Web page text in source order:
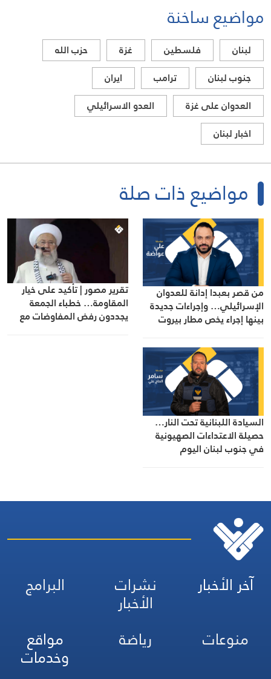
مواضيع ساخنة
لبنان فلسطين غزة
حزب الله
جنوب لبنان
ترامب
ايران
العدوان على غزة
العدو الاسرائيلي
اخبار لبنان
مواضيع ذات صلة
من قصر بعبدا إدانة للعدوان
الإسرائيلي… وإجراءات جديدة
بينها إجراء يخص مطار بيروت
تقرير مصور | تأكيد على خيار
المقاومة… خطباء الجمعة
يجددون رفض المفاوضات مع
السيادة اللبنانية تحت النار…
حصيلة الاعتداءات الصهيونية
في جنوب لبنان اليوم
آخر الأخبار نشرات
الأخبار
البرامج
منوعات
رياضة مواقع
وخدمات